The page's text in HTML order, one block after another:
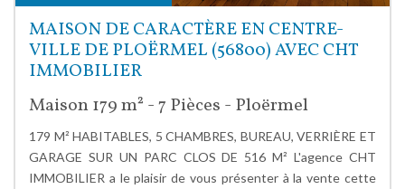
MAISON DE CARACTÈRE EN CENTRE-
VILLE DE PLOËRMEL (56800) AVEC CHT
IMMOBILIER
Maison 179 m² - 7 Pièces - Ploërmel
179 M² HABITABLES, 5 CHAMBRES, BUREAU, VERRIÈRE ET
GARAGE SUR UN PARC CLOS DE 516 M² L'agence CHT
IMMOBILIER a le plaisir de vous présenter à la vente cette